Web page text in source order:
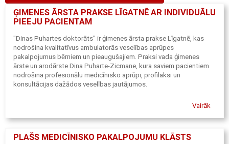
ĢIMENES ĀRSTA PRAKSE LĪGATNĒ AR INDIVIDUĀLU
PIEEJU PACIENTAM
"Dinas Puhartes doktorāts" ir ģimenes ārsta prakse Līgatnē, kas
nodrošina kvalitatīvus ambulatorās veselības aprūpes
pakalpojumus bērniem un pieaugušajiem. Praksi vada ģimenes
ārste un arodārste Dina Puharte-Zicmane, kura saviem pacientiem
nodrošina profesionālu medicīnisko aprūpi, profilaksi un
konsultācijas dažādos veselības jautājumos.
Vairāk
PLAŠS MEDICĪNISKO PAKALPOJUMU KLĀSTS